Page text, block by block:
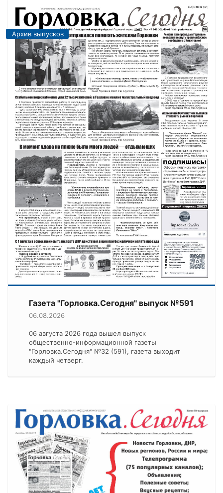
Архив выпусков
Газета "Горловка.Сегодня" выпуск №591
06.08.2026
06 августа 2026 года вышел выпуск
общественно-информационной газеты
"Горловка.Сегодня" №32 (591), газета выходит
каждый четверг.